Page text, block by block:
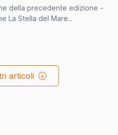
La Stella del Mare...
articoli